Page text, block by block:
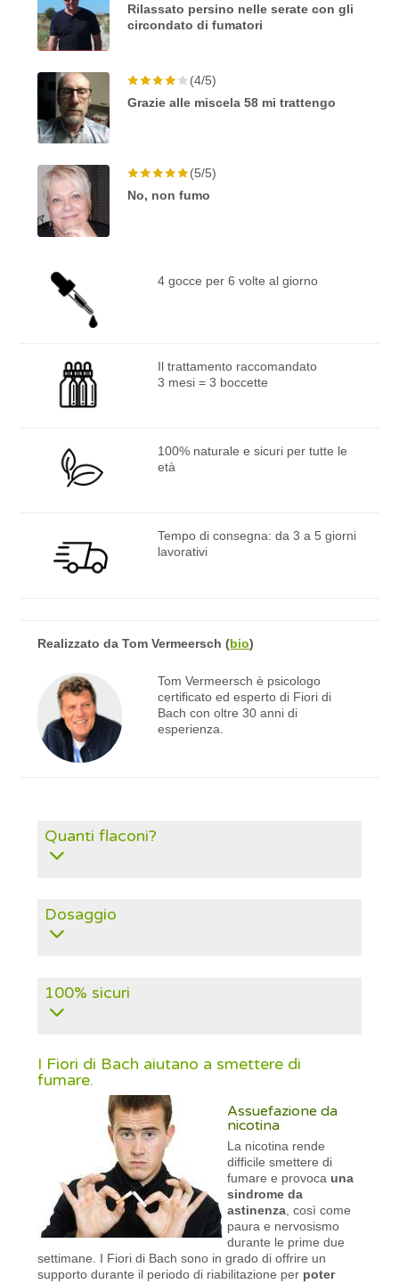
Rilassato persino nelle serate con gli
circondato di fumatori
(4/5)
Grazie alle miscela 58 mi trattengo
(5/5)
No, non fumo
4 gocce per 6 volte al giorno
Il trattamento raccomandato
3 mesi = 3 boccette
100% naturale e sicuri per tutte le
età
Tempo di consegna: da 3 a 5 giorni
lavorativi
Realizzato daTom Vermeersch (bio)
Tom Vermeersch è psicologo
certificato ed esperto di Fiori di
Bach con oltre 30 anni di
esperienza.
Quanti flaconi?
Dosaggio
100% sicuri
I Fiori di Bach aiutano a smettere di
fumare.
Assuefazione da
nicotina
La nicotina rende
difficile smettere di
fumare e provoca una
sindrome da
astinenza , così come
paura e nervosismo
durante le prime due
settimane. I Fiori di Bach sono in grado di offrire un
supporto durante il periodo di riabilitazione per poter